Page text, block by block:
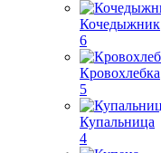
Кочедыжник
6
Кровохлебка
5
Купальница
4